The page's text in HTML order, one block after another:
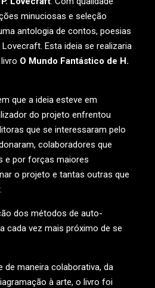
minuciosas e seleção
antologia de contos, poesias
Esta ideia se realizaria
O Mundo Fantástico de H.
que a ideia esteve em
do projeto enfrentou
que se interessaram pelo
colaboradores que
e por forças maiores
o projeto e tantas outras que
dos métodos de auto-
cada vez mais próximo de se
de maneira colaborativa, da
à arte, o livro foi